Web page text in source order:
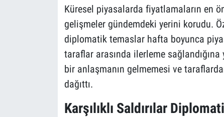
Küresel piyasalarda fiyatlamaların en
gelişmeler gündemdeki yerini korudu.
diplomatik temaslar hafta boyunca
taraflar arasında ilerleme
bir anlaşmanın gelmemesi ve
dağıttı.
Karşılıklı Saldırılar